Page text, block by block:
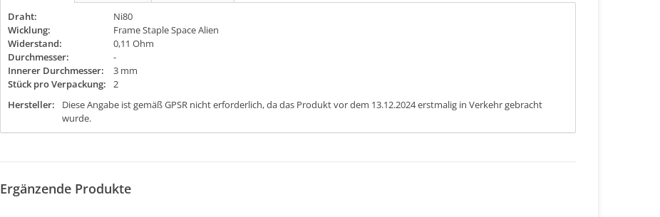
Draht:
Ni80
Wicklung:
Frame Staple Space Alien
Widerstand:
0,11 Ohm
Durchmesser:
-
Innerer Durchmesser:
3 mm
Stück pro Verpackung:
2
Hersteller:
Diese Angabe ist gemäß GPSR nicht erforderlich, da das Produkt vor dem 13.12.2024 erstmalig in Verkehr gebracht
wurde.
Ergänzende Produkte